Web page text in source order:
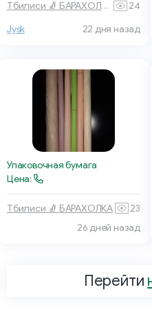
Тбилиси 🧦 БАРАХОЛКА 24
Jysk 22 дня назад
Упаковочная бумага
Цена:
Тбилиси 🧦 БАРАХОЛКА
23
26 дней назад
Перейти